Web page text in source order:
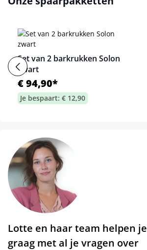
Set van 2 barkrukken Solon
zwart
€ 94,90*
Je bespaart: € 12,90
Lotte en haar team helpen je
graag met al je vragen over